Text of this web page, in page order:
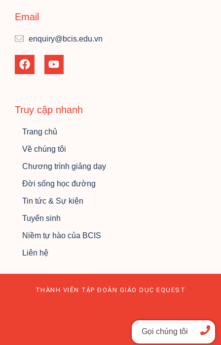
Email
enquiry@bcis.edu.vn
Truy cập nhanh
Trang chủ
Về chúng tôi
Chương trình giảng dạy
Đời sống học đường
Tin tức & Sự kiện
Tuyển sinh
Niềm tự hào của BCIS
Liên hệ
THÀNH VIÊN TẬP ĐOÀN GIÁO DỤC EQUEST
Gọi chúng tôi